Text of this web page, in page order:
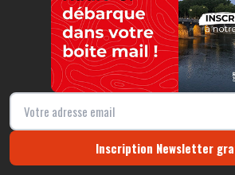
Inscription Newsletter